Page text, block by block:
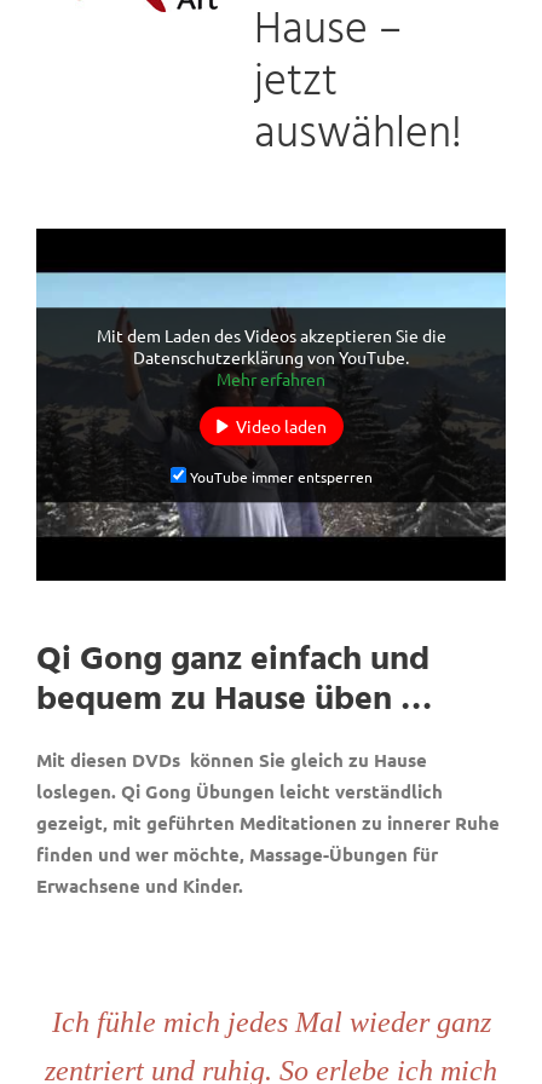
Hause –
jetzt
auswählen!
Mit dem Laden des Videos akzeptieren Sie die
Datenschutzerklärung von YouTube.
Mehr erfahren
Video laden
YouTube immer entsperren
Qi Gong ganz einfach und
bequem zu Hause üben …
Mit diesen DVDs können Sie gleich zu Hause
loslegen. Qi Gong Übungen leicht verständlich
gezeigt, mit geführten Meditationen zu innerer Ruhe
finden und wer möchte, Massage-Übungen für
Erwachsene und Kinder.
Ich fühle mich jedes Mal wieder ganz
zentriert und ruhig. So erlebe ich mich